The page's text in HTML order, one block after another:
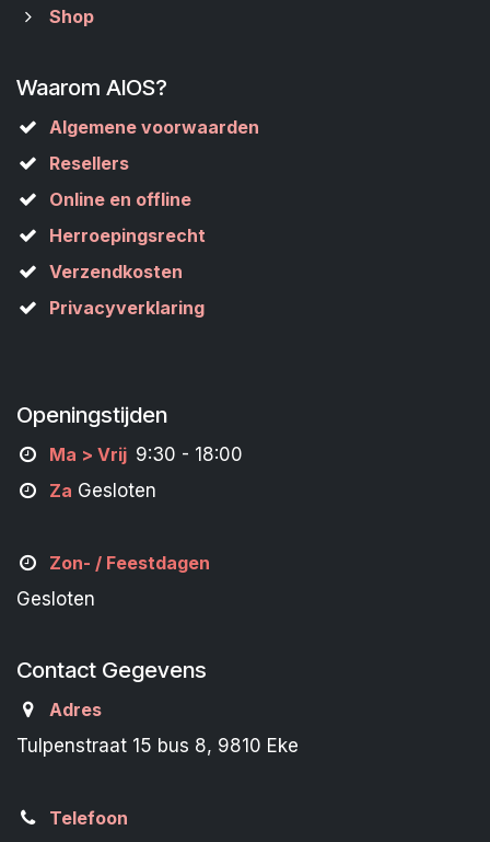
Shop
Waarom AIOS?
Algemene voorwaarden
Resellers
Online en offline
Herroepingsrecht
Verzendkosten
Privacyverklaring
Openingstijden
Ma > Vrij 9:30 - 18:00
Za Gesloten
Zon- / Feestdagen
Gesloten
Contact Gegevens
Adres
Tulpenstraat 15 bus 8, 9810 Eke
Telefoon